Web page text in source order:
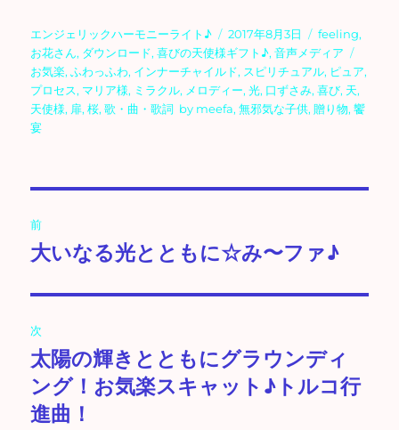
投
稿
者
エンジェリックハーモニーライト♪
投
稿
日:
2017年8月3日
カ
テ
ゴ
リ
ー
feeling,
お花さん, ダウンロード,喜びの天使様ギフト♪,音声メディア
グ
お気楽,ふわっふわ, インナーチャイルド, スピリチュアル, ピュア,
プロセス, マリア様, ミラクル, メロディー,光, 口ずさみ,喜び, 天,
天使様, 扉,桜,歌・曲・歌詞 by meefa,無邪気な子供,贈り物,饗
宴
稿
ビ
ゲ
ー
前
前
投
稿:
大いなる光とともに☆み〜ファ♪
次
次
の
投
太陽の輝きとともにグラウンディ
ング！お気楽スキャット♪トルコ行
進曲！